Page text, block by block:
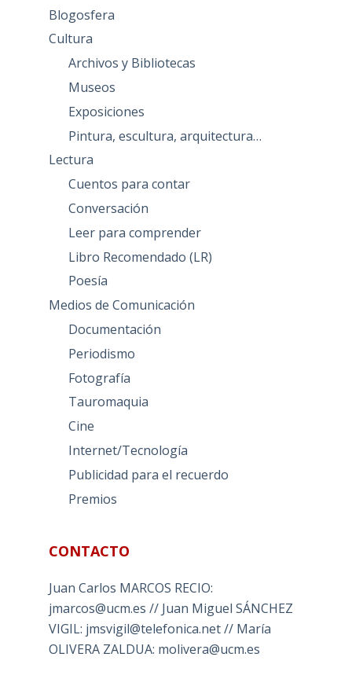
Blogosfera
Cultura
Archivos y Bibliotecas
Museos
Exposiciones
Pintura, escultura, arquitectura…
Lectura
Cuentos para contar
Conversación
Leer para comprender
Libro Recomendado (LR)
Poesía
Medios de Comunicación
Documentación
Periodismo
Fotografía
Tauromaquia
Cine
Internet/Tecnología
Publicidad para el recuerdo
Premios
CONTACTO
Juan Carlos MARCOS RECIO:
jmarcos@ucm.es // Juan Miguel SÁNCHEZ
VIGIL: jmsvigil@telefonica.net // María
OLIVERA ZALDUA: molivera@ucm.es